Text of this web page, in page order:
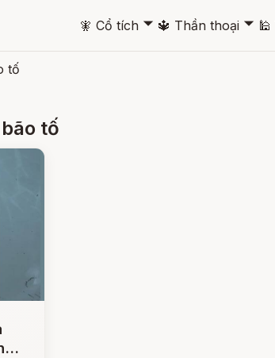
🧚 Cổ tích 🞃 🔱 Thần thoại 🞃 🕌
tố
tố